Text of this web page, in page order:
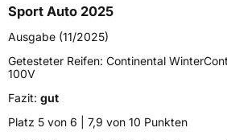
FahrzeugtypPKW
Verwendung
Modellname
Fahrzeugart PKW & SUV
Sport Auto 2025
Ausgabe (11/2025)
Getesteter Reifen: Continental
100V
Fazit: gut
Platz 5 von 6 | 7,9 von 10 Punkten